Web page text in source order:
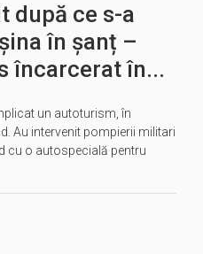
după ce s-a
în șanț –
încarcerat în...
un autoturism, în
Au intervenit pompierii militari
cu o autospecială pentru